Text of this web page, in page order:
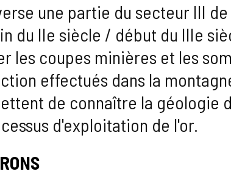
une partie du secteur III
du IIe siècle / début du IIIe
les coupes minières et les
effectués dans la
de connaître la géologie
d'exploitation de l'or.